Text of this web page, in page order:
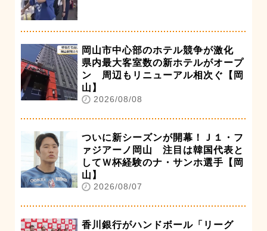
岡山市中心部のホテル競争が激化
県内最大客室数の新ホテルがオープ
ン 周辺もリニューアル相次ぐ【岡
山】
2026/08/08
ついに新シーズンが開幕！Ｊ１・フ
ァジアーノ岡山 注目は韓国代表と
してＷ杯経験のナ・サンホ選手【岡
山】
2026/08/07
香川銀行がハンドボール「リーグ